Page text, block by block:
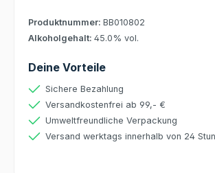
Produktnummer: BB010802
Alkoholgehalt: 45.0% vol.
Deine Vorteile
Sichere Bezahlung
Versandkostenfrei ab 99,- €
Umweltfreundliche Verpackung
Versand werktags innerhalb von 24